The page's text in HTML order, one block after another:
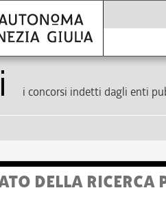
i concorsi indetti dagli enti
DELLA RICERCA